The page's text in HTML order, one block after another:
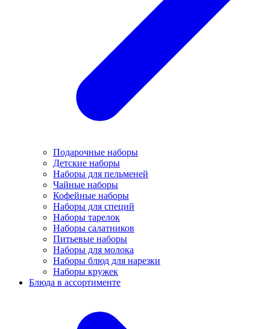
Подарочные наборы
Детские наборы
Наборы для пельменей
Чайные наборы
Кофейные наборы
Наборы для специй
Наборы тарелок
Наборы салатников
Питьевые наборы
Наборы для молока
Наборы блюд для нарезки
Наборы кружек
Блюда в ассортименте